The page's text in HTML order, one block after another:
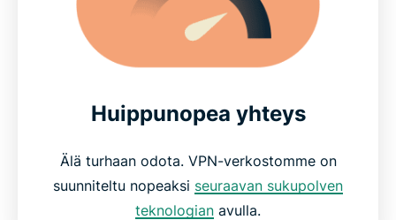
Huippunopea yhteys
Älä turhaan odota. VPN-verkostomme on
suunniteltu nopeaksi seuraavan sukupolven
teknologian avulla.